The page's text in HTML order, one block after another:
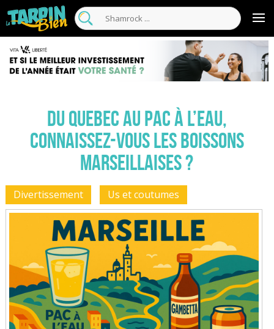
Du Quebec au Pac à l’eau,
connaissez-vous les boissons
marseillaises ?
Divertissement Us et coutumes